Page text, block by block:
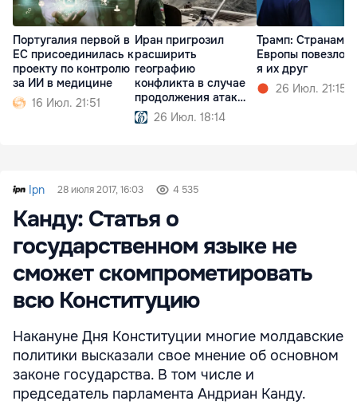
Португалия первой в
ЕС присоединилась к
проекту по контролю
за ИИ в медицине
16 Июл. 21:51
Иран пригрозил
расширить
географию
конфликта в случае
продолжения атак
США26 Июл. 18:14
Трамп: Cтранам
Европы повезло,
я их друг
26 Июл. 21:15
Ipn 28 июля 2017, 16:03 4 535
Канду: Статья о
государственном языке не
сможет скомпрометировать
всю Конституцию
Накануне Дня Конституции многие молдавские
политики высказали свое мнение об основном
законе государства. В том числе и
председатель парламента Андриан Канду.